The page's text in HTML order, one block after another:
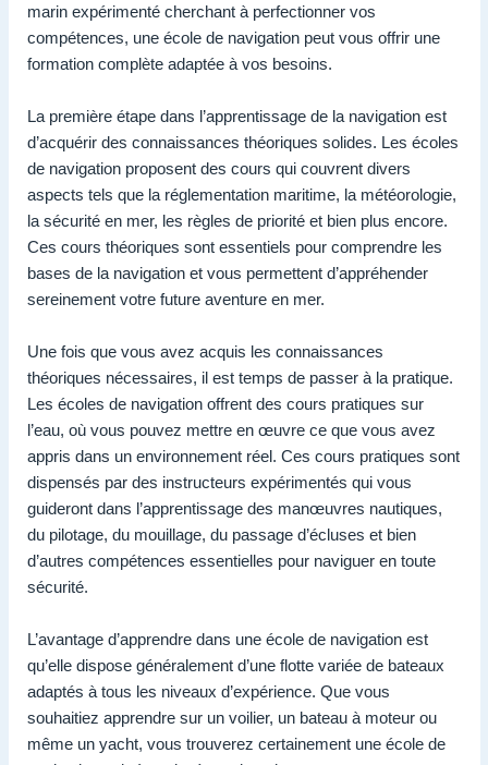
marin expérimenté cherchant à perfectionner vos
compétences, une école de navigation peut vous offrir une
formation complète adaptée à vos besoins.
La première étape dans l’apprentissage de la navigation est
d’acquérir des connaissances théoriques solides. Les écoles
de navigation proposent des cours qui couvrent divers
aspects tels que la réglementation maritime, la météorologie,
la sécurité en mer, les règles de priorité et bien plus encore.
Ces cours théoriques sont essentiels pour comprendre les
bases de la navigation et vous permettent d’appréhender
sereinement votre future aventure en mer.
Une fois que vous avez acquis les connaissances
théoriques nécessaires, il est temps de passer à la pratique.
Les écoles de navigation offrent des cours pratiques sur
l’eau, où vous pouvez mettre en œuvre ce que vous avez
appris dans un environnement réel. Ces cours pratiques sont
dispensés par des instructeurs expérimentés qui vous
guideront dans l’apprentissage des manœuvres nautiques,
du pilotage, du mouillage, du passage d’écluses et bien
d’autres compétences essentielles pour naviguer en toute
sécurité.
L’avantage d’apprendre dans une école de navigation est
qu’elle dispose généralement d’une flotte variée de bateaux
adaptés à tous les niveaux d’expérience. Que vous
souhaitiez apprendre sur un voilier, un bateau à moteur ou
même un yacht, vous trouverez certainement une école de